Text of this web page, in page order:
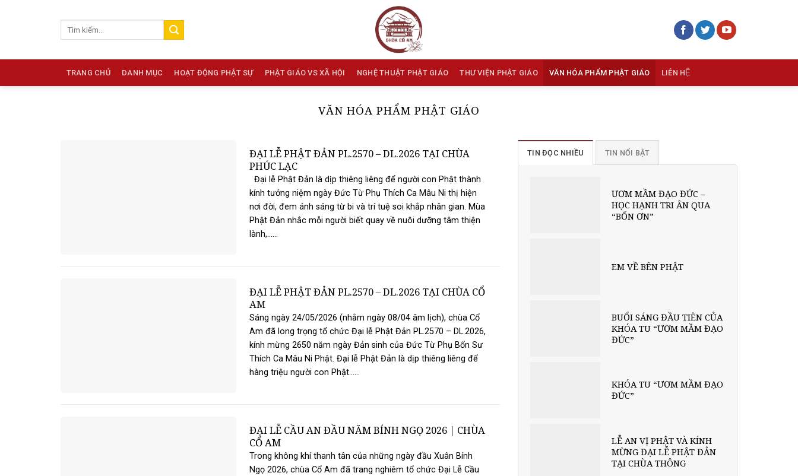
TRANG CHỦ DANH MỤC HOẠT ĐỘNG PHẬT SỰ PHẬT GIÁO VS XÃ HỘI NGHỆ THUẬT PHẬT GIÁO THƯ VIỆN PHẬT GIÁO VĂN HÓA PHẨM PHẬT GIÁO LIÊN HỆ
VĂN HÓA PHẨM PHẬT GIÁO
ĐẠI LỄ PHẬT ĐẢN PL.2570 – DL.2026 TẠI CHÙA
PHÚC LẠC
Đại lễ Phật Đản là dịp thiêng liêng để người con Phật thành
kính tưởng niệm ngày Đức Từ Phụ Thích Ca Mâu Ni thị hiện
nơi đời, đem ánh sáng từ bi và trí tuệ soi khắp nhân gian. Mùa
Phật Đản nhắc mỗi người biết quay về nuôi dưỡng tâm thiện
lành,......
ĐẠI LỄ PHẬT ĐẢN PL.2570 – DL.2026 TẠI CHÙA CỔ
AM
Sáng ngày 24/05/2026 (nhằm ngày 08/04 âm lịch), chùa Cổ
Am đã long trọng tổ chức Đại lễ Phật Đản PL.2570 – DL.2026,
kính mừng 2650 năm ngày Đản sinh của Đức Từ Phụ Bổn Sư
Thích Ca Mâu Ni Phật. Đại lễ Phật Đản là dịp thiêng liêng để
hàng triệu người con Phật......
ĐẠI LỄ CẦU AN ĐẦU NĂM BÍNH NGỌ 2026 | CHÙA
CỔ AM
Trong không khí thanh tân của những ngày đầu Xuân Bính
Ngọ 2026, chùa Cổ Am đã trang nghiêm tổ chức Đại Lễ Cầu
TIN ĐỌC NHIỀU TIN NỔI BẬT
ƯƠM MẦM ĐẠO ĐỨC –
HỌC HẠNH TRI ÂN QUA
“BỐN ƠN”
EM VỀ BÊN PHẬT
BUỔI SÁNG ĐẦU TIÊN CỦA
KHÓA TU “ƯƠM MẦM ĐẠO
ĐỨC”
KHÓA TU “ƯƠM MẦM ĐẠO
ĐỨC”
LỄ AN VỊ PHẬT VÀ KÍNH
MỪNG ĐẠI LỄ PHẬT ĐẢN
TẠI CHÙA THÔNG